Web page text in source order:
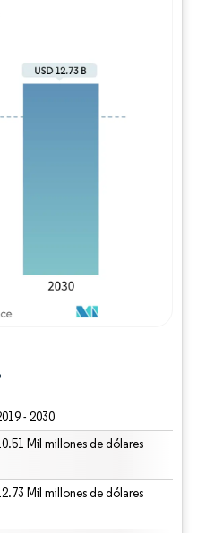
- 2030
Mil millones de dólares
Mil millones de dólares